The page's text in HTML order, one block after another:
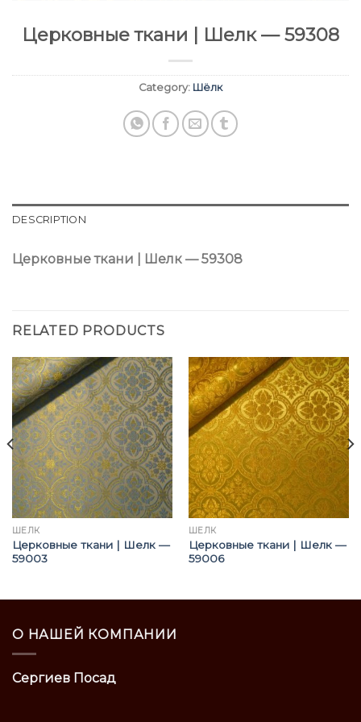
Церковные ткани | Шелк — 59308
Category: Шёлк
DESCRIPTION
Церковные ткани | Шелк — 59308
RELATED PRODUCTS
ШЁЛК
Церковные ткани | Шелк —
59003
ШЁЛК
Церковные ткани | Шелк —
59006
О НАШЕЙ КОМПАНИИ
Сергиев Посад